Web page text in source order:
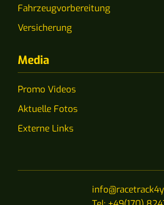
Fahrzeugvorbereitung
Versicherung
Media
Promo Videos
Aktuelle Fotos
Externe Links